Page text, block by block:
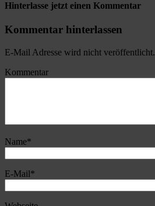
Hinterlasse jetzt einen Kommentar
Kommentar hinterlassen
E-Mail Adresse wird nicht veröffentlicht.
Kommentar
Name*
E-Mail*